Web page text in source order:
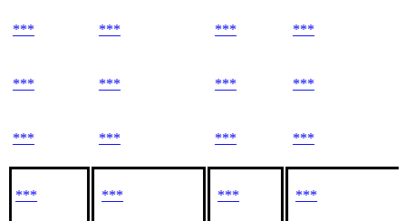
*** *** *** ***
*** *** *** ***
*** *** *** ***
*** *** *** ***